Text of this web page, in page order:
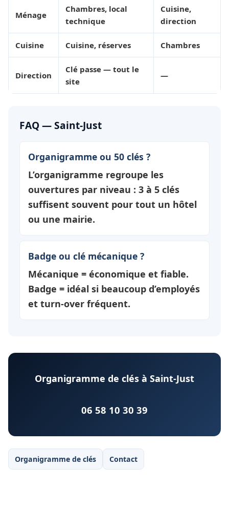
Ménage
Chambres, local
technique
Cuisine,
direction
Cuisine Cuisine, réserves Chambres
Direction
Clé passe — tout le
site
—
FAQ — Saint-Just
Organigramme ou 50 clés ?
L’organigramme regroupe les
ouvertures par niveau : 3 à 5 clés
suffisent souvent pour tout un hôtel
ou une mairie.
Badge ou clé mécanique ?
Mécanique = économique et fiable.
Badge = idéal si beaucoup d’employés
et turn-over fréquent.
Organigramme de clés à Saint-Just
06 58 10 30 39
Organigramme de clés Contact